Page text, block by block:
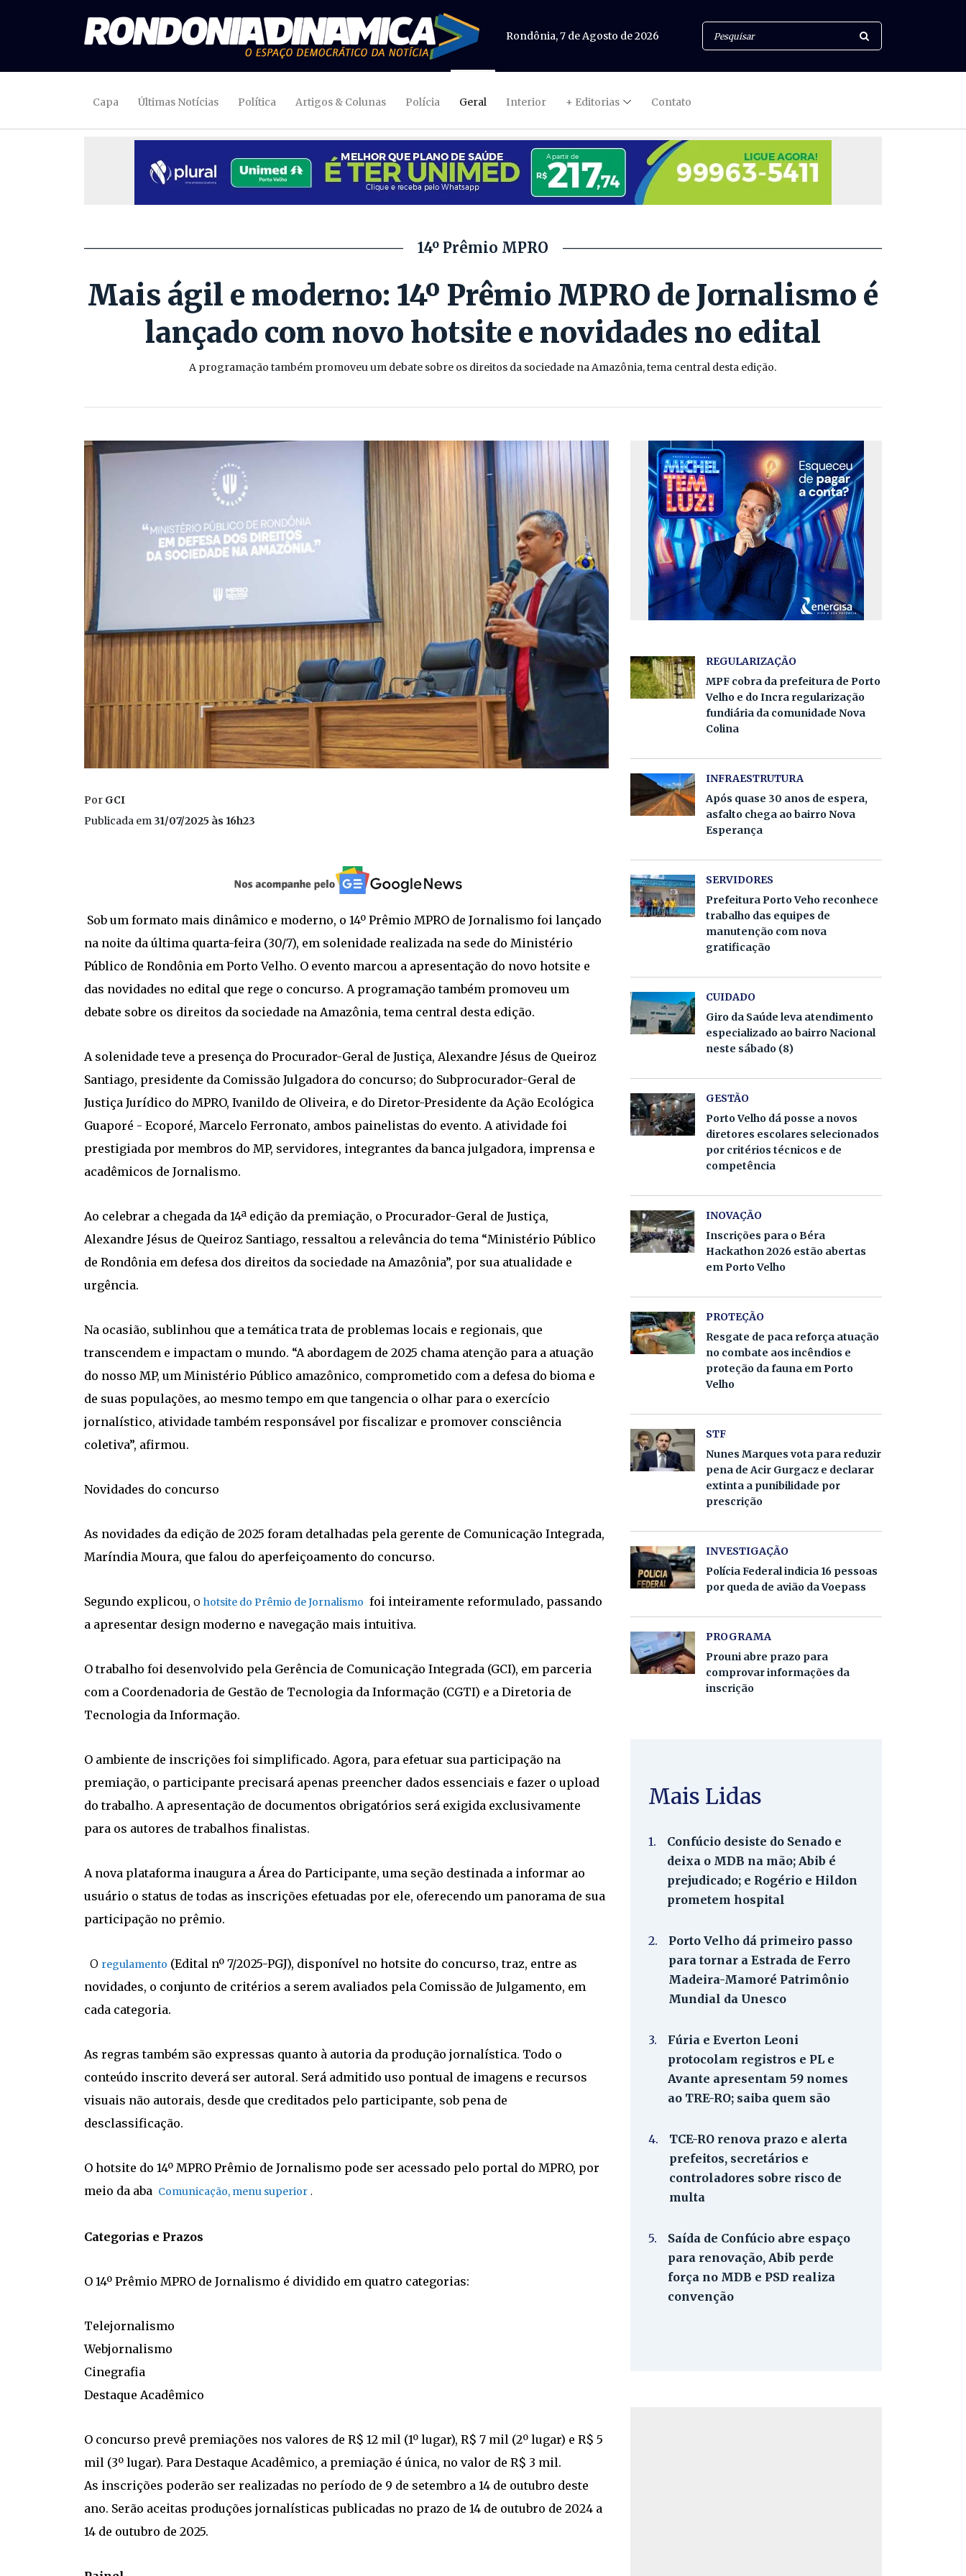
Rondônia, 7 de Agosto de 2026
Capa Últimas Notícias Política Artigos & Colunas Polícia Geral Interior + Editorias Contato
14º Prêmio MPRO
Mais ágil e moderno: 14º Prêmio MPRO de Jornalismo é
lançado com novo hotsite e novidades no edital
A programação também promoveu um debate sobre os direitos da sociedade na Amazônia, tema central desta edição.
Por GCI
Publicada em 31/07/2025 às 16h23
Sob um formato mais dinâmico e moderno, o 14º Prêmio MPRO de Jornalismo foi lançado
na noite da última quarta-feira (30/7), em solenidade realizada na sede do Ministério
Público de Rondônia em Porto Velho. O evento marcou a apresentação do novo hotsite e
das novidades no edital que rege o concurso. A programação também promoveu um
debate sobre os direitos da sociedade na Amazônia, tema central desta edição.
A solenidade teve a presença do Procurador-Geral de Justiça, Alexandre Jésus de Queiroz
Santiago, presidente da Comissão Julgadora do concurso; do Subprocurador-Geral de
Justiça Jurídico do MPRO, Ivanildo de Oliveira, e do Diretor-Presidente da Ação Ecológica
Guaporé - Ecoporé, Marcelo Ferronato, ambos painelistas do evento. A atividade foi
prestigiada por membros do MP, servidores, integrantes da banca julgadora, imprensa e
acadêmicos de Jornalismo.
Ao celebrar a chegada da 14ª edição da premiação, o Procurador-Geral de Justiça,
Alexandre Jésus de Queiroz Santiago, ressaltou a relevância do tema “Ministério Público
de Rondônia em defesa dos direitos da sociedade na Amazônia”, por sua atualidade e
urgência.
Na ocasião, sublinhou que a temática trata de problemas locais e regionais, que
transcendem e impactam o mundo. “A abordagem de 2025 chama atenção para a atuação
do nosso MP, um Ministério Público amazônico, comprometido com a defesa do bioma e
de suas populações, ao mesmo tempo em que tangencia o olhar para o exercício
jornalístico, atividade também responsável por fiscalizar e promover consciência
coletiva”, afirmou.
Novidades do concurso
As novidades da edição de 2025 foram detalhadas pela gerente de Comunicação Integrada,
Maríndia Moura, que falou do aperfeiçoamento do concurso.
Segundo explicou, o hotsite do Prêmio de Jornalismo foi inteiramente reformulado, passando
a apresentar design moderno e navegação mais intuitiva.
O trabalho foi desenvolvido pela Gerência de Comunicação Integrada (GCI), em parceria
com a Coordenadoria de Gestão de Tecnologia da Informação (CGTI) e a Diretoria de
Tecnologia da Informação.
O ambiente de inscrições foi simplificado. Agora, para efetuar sua participação na
premiação, o participante precisará apenas preencher dados essenciais e fazer o upload
do trabalho. A apresentação de documentos obrigatórios será exigida exclusivamente
para os autores de trabalhos finalistas.
A nova plataforma inaugura a Área do Participante, uma seção destinada a informar ao
usuário o status de todas as inscrições efetuadas por ele, oferecendo um panorama de sua
participação no prêmio.
O regulamento (Edital nº 7/2025-PGJ), disponível no hotsite do concurso, traz, entre as
novidades, o conjunto de critérios a serem avaliados pela Comissão de Julgamento, em
cada categoria.
As regras também são expressas quanto à autoria da produção jornalística. Todo o
conteúdo inscrito deverá ser autoral. Será admitido uso pontual de imagens e recursos
visuais não autorais, desde que creditados pelo participante, sob pena de
desclassificação.
O hotsite do 14º MPRO Prêmio de Jornalismo pode ser acessado pelo portal do MPRO, por
meio da aba Comunicação, menu superior .
Categorias e Prazos
O 14º Prêmio MPRO de Jornalismo é dividido em quatro categorias:
Telejornalismo
Webjornalismo
Cinegrafia
Destaque Acadêmico
O concurso prevê premiações nos valores de R$ 12 mil (1º lugar), R$ 7 mil (2º lugar) e R$ 5
mil (3º lugar). Para Destaque Acadêmico, a premiação é única, no valor de R$ 3 mil.
As inscrições poderão ser realizadas no período de 9 de setembro a 14 de outubro deste
ano. Serão aceitas produções jornalísticas publicadas no prazo de 14 de outubro de 2024 a
14 de outubro de 2025.
REGULARIZAÇÃO
MPF cobra da prefeitura de Porto
Velho e do Incra regularização
fundiária da comunidade Nova
Colina
INFRAESTRUTURA
Após quase 30 anos de espera,
asfalto chega ao bairro Nova
Esperança
SERVIDORES
Prefeitura Porto Veho reconhece
trabalho das equipes de
manutenção com nova
gratificação
CUIDADO
Giro da Saúde leva atendimento
especializado ao bairro Nacional
neste sábado (8)
GESTÃO
Porto Velho dá posse a novos
diretores escolares selecionados
por critérios técnicos e de
competência
INOVAÇÃO
Inscrições para o Béra
Hackathon 2026 estão abertas
em Porto Velho
PROTEÇÃO
Resgate de paca reforça atuação
no combate aos incêndios e
proteção da fauna em Porto
Velho
STF
Nunes Marques vota para reduzir
pena de Acir Gurgacz e declarar
extinta a punibilidade por
prescrição
INVESTIGAÇÃO
Polícia Federal indicia 16 pessoas
por queda de avião da Voepass
PROGRAMA
Prouni abre prazo para
comprovar informações da
inscrição
Mais Lidas
1.
Confúcio desiste do Senado e
deixa o MDB na mão; Abib é
prejudicado; e Rogério e Hildon
prometem hospital
2.
Porto Velho dá primeiro passo
para tornar a Estrada de Ferro
Madeira-Mamoré Patrimônio
Mundial da Unesco
3.
Fúria e Everton Leoni
protocolam registros e PL e
Avante apresentam 59 nomes
ao TRE-RO; saiba quem são
4.
TCE-RO renova prazo e alerta
prefeitos, secretários e
controladores sobre risco de
multa
5.
Saída de Confúcio abre espaço
para renovação, Abib perde
força no MDB e PSD realiza
convenção